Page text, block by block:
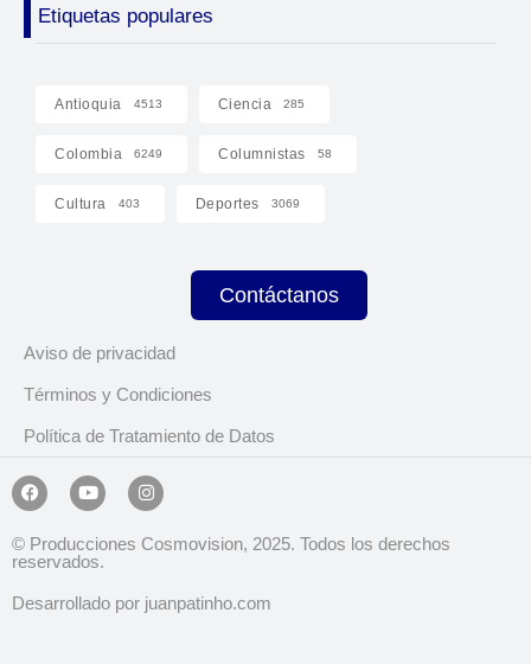
Etiquetas populares
Antioquia 4513 Ciencia 285
Colombia 6249 Columnistas 58
Cultura 403 Deportes 3069
Contáctanos
Aviso de privacidad
Términos y Condiciones
Política de Tratamiento de Datos
© Producciones Cosmovision, 2025. Todos los derechos
reservados.
Desarrollado por juanpatinho.com